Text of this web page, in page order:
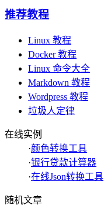
推荐教程
Linux 教程
Docker 教程
Linux 命令大全
Markdown 教程
Wordpress 教程
垃圾人定律
在线实例
·颜色转换工具
·银行贷款计算器
·在线Json转换工具
随机文章